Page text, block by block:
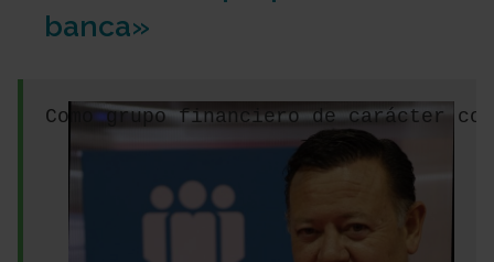
banca»
Como grupo financiero de carácter